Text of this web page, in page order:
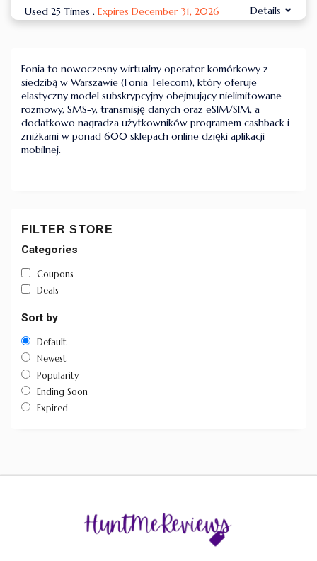
Used 25 Times . Expires December 31, 2026 Details
Fonia to nowoczesny wirtualny operator komórkowy z
siedzibą w Warszawie (Fonia Telecom), który oferuje
elastyczny model subskrypcyjny obejmujący nielimitowane
rozmowy, SMS-y, transmisję danych oraz eSIM/SIM, a
dodatkowo nagradza użytkowników programem cashback i
zniżkami w ponad 600 sklepach online dzięki aplikacji
mobilnej.
FILTER STORE
Categories
Coupons
Deals
Sort by
Default
Newest
Popularity
Ending Soon
Expired